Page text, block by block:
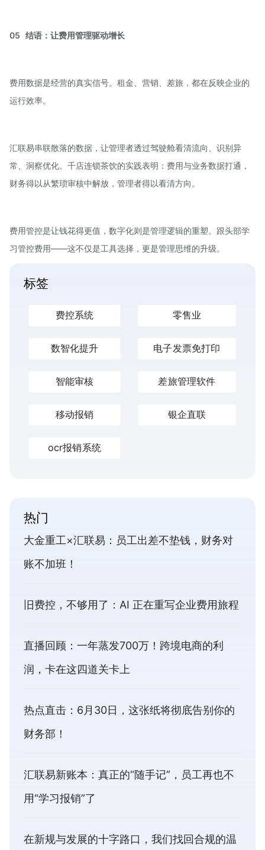
05 结语：让费用管理驱动增长
费用数据是经营的真实信号。租金、营销、差旅，都在反映企业的
运行效率。
汇联易串联散落的数据，让管理者透过驾驶舱看清流向、识别异
常、洞察优化。千店连锁茶饮的实践表明：费用与业务数据打通，
财务得以从繁琐审核中解放，管理者得以看清方向。
费用管控是让钱花得更值，数字化则是管理逻辑的重塑。跟头部学
习管控费用——这不仅是工具选择，更是管理思维的升级。
标签
费控系统 零售业
数智化提升 电子发票免打印
智能审核 差旅管理软件
移动报销 银企直联
ocr报销系统
热门
大金重工×汇联易：员工出差不垫钱，财务对
账不加班！
旧费控，不够用了：AI 正在重写企业费用旅程
直播回顾：一年蒸发700万！跨境电商的利
润，卡在这四道关卡上
热点直击：6月30日，这张纸将彻底告别你的
财务部！
汇联易新账本：真正的“随手记”，员工再也不
用“学习报销”了
在新规与发展的十字路口，我们找回合规的温